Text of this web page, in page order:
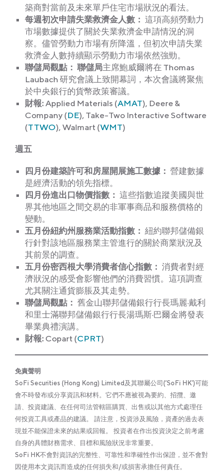
築商對當前及未來單戶住宅市場狀況的看法。
每週初次申請失業救濟金人數： 這項高頻勞動力
市場數據提供了關於失業救濟金申請情況的洞
察。儘管勞動力市場有所降溫，但初次申請失業
救濟金人數持續顯示勞動力市場依然強勁。
聯儲局觀點 ： 聯儲局主席鮑威爾將在 Thomas
Laubach 研究會議上致開幕詞，本次會議將聚焦
於中央銀行的貨幣政策審議。
財報: Applied Materials (AMAT), Deere &
Company (DE), Take-Two Interactive Software
(TTWO), Walmart (WMT)
週 五
四月份建築許可和房屋開展施工數據 ： 營建數據
是經濟活動的領先指標。
四月份進出口物價指數： 這些指數追蹤美國與世
界其他地區之間交易的非軍事商品和服務價格的
變動。
五月份紐約州服務業活動指數： 紐約聯邦儲備銀
行針對該地區服務業主管進行的關於商業狀況及
其前景的調查。
五月份密西根大學消費者信心指數： 消費者對經
濟狀況的感受會影響他們的消費習慣。這項調查
尤其關注通貨膨脹及其走勢。
聯儲局觀點 ： 舊金山聯邦儲備銀行行長瑪麗·戴利
和里士滿聯邦儲備銀行行長湯瑪斯·巴爾金將發表
畢業典禮演講。
財報: Copart (CPRT)
免責聲明
SoFi Securities (Hong Kong) Limited及其聯屬公司(‘SoFi HK’)可能
會不時發布或分享資訊和材料。它們不應被視為要約、招攬、邀
請、投資建議、在任何司法管轄區購買、出售或以其他方式處理任
何投資工具或產品的建議。 請注意，投資涉及風險，資產的過去表
現並不能保證未來的結果或回報。 投資者在作出投資決定之前考慮
自身的具體財務需求、目標和風險狀況非常重要。
SoFi HK不會對資訊的完整性、可靠性和準確性作出保證，並不會對
因使用本文資訊而造成的任何損失和/或損害承擔任何責任。